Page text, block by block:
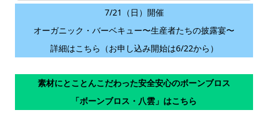
7/21（日）開催
オーガニック・バーベキュー〜生産者たちの披露宴〜
詳細はこちら（お申し込み開始は6/22から）
素材にとことんこだわった安全安心のボーンブロス
「ボーンブロス・八雲」はこちら